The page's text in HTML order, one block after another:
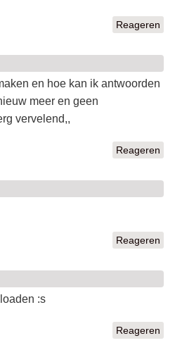
Reageren
en hoe kan ik antwoorden
meer en geen
vervelend,,
Reageren
Reageren
:s
Reageren